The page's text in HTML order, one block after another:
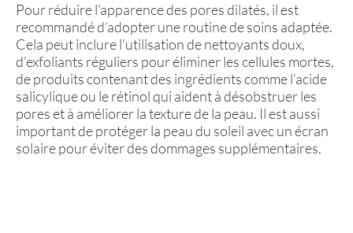
Pour réduire l’apparence des pores dilatés, il est
recommandé d’adopter une routine de soins adaptée.
Cela peut inclure l’utilisation de nettoyants doux,
d’exfoliants réguliers pour éliminer les cellules mortes,
de produits contenant des ingrédients comme l’acide
salicylique ou le rétinol qui aident à désobstruer les
pores et à améliorer la texture de la peau. Il est aussi
important de protéger la peau du soleil avec un écran
solaire pour éviter des dommages supplémentaires.